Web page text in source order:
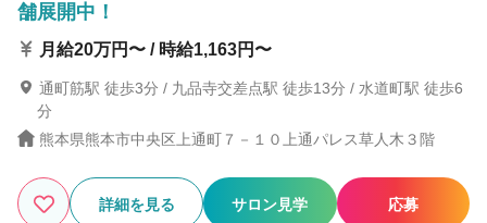
舗展開中！
月給20万円〜 / 時給1,163円〜
通町筋駅 徒歩3分 / 九品寺交差点駅 徒歩13分 / 水道町駅 徒歩6
分
熊本県熊本市中央区上通町７－１０上通パレス草人木３階
詳細を見る サロン見学 応募